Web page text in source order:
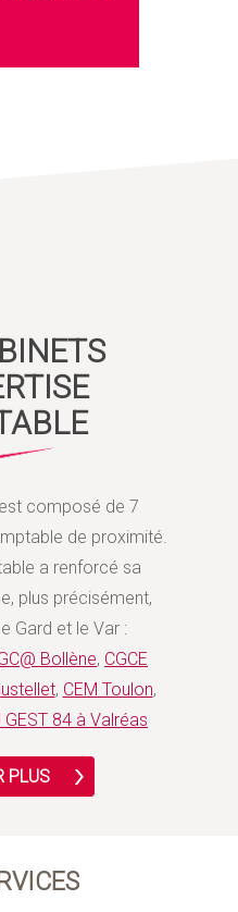
composé de 7
de proximité.
a renforcé sa
plus précisément,
Gard et le Var :
Bollène, CGCE
, CEM Toulon,
GEST 84 à Valréas
PLUS